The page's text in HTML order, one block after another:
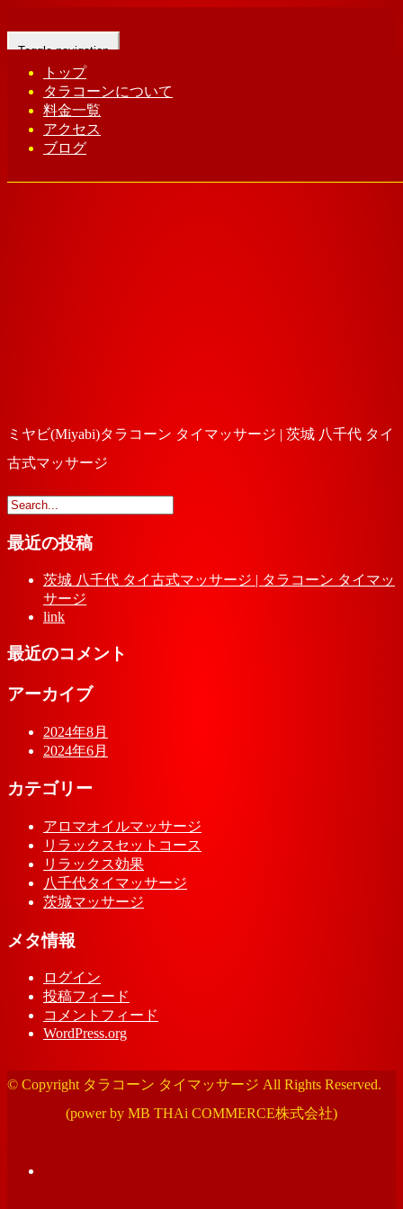
Toggle navigation
トップ
タラコーンについて
料金一覧
アクセス
ブログ
Home -ミヤヒ…
ミヤビ(Miyabi)タラコーン タイマッサージ | 茨城 八千代 タイ
古式マッサージ
最近の投稿
茨城 八千代 タイ古式マッサージ | タラコーン タイマッ
サージ
link
最近のコメント
アーカイブ
2024年8月
2024年6月
カテゴリー
アロマオイルマッサージ
リラックスセットコース
リラックス効果
八千代タイマッサージ
茨城マッサージ
メタ情報
ログイン
投稿フィード
コメントフィード
WordPress.org
© Copyright タラコーン タイマッサージ All Rights Reserved.
(power by MB THAi COMMERCE株式会社)